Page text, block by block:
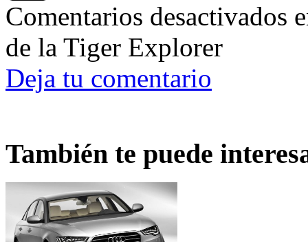
Comentarios desactivados
de la Tiger Explorer
Deja tu comentario
También te puede